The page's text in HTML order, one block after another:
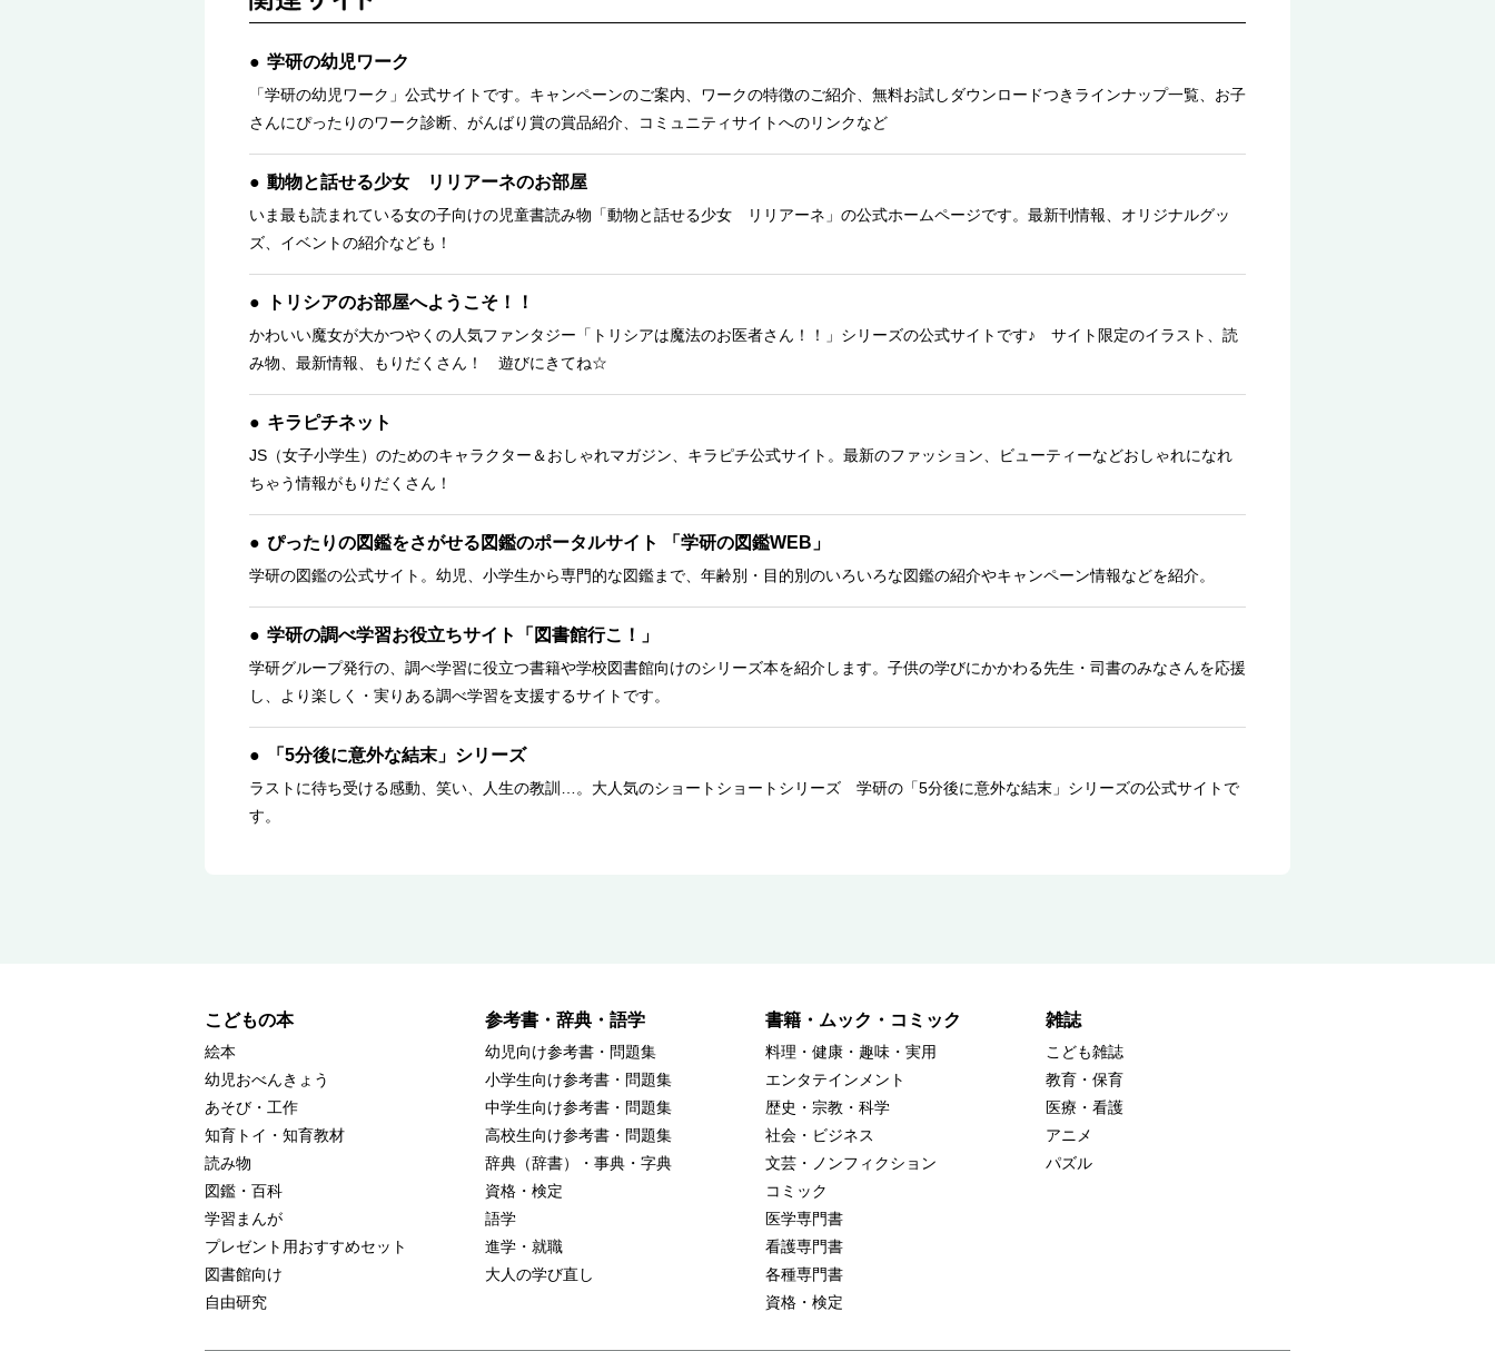
学研の幼児ワーク
「学研の幼児ワーク」公式サイトです。キャンペーンのご案内、ワークの特徴のご紹介、無料お試しダウンロードつきラインナップ一覧、お子
さんにぴったりのワーク診断、がんばり賞の賞品紹介、コミュニティサイトへのリンクなど
動物と話せる少女 リリアーネのお部屋
いま最も読まれている女の子向けの児童書読み物「動物と話せる少女 リリアーネ」の公式ホームページです。最新刊情報、オリジナルグッ
ズ、イベントの紹介なども！
トリシアのお部屋へようこそ！！
かわいい魔女が大かつやくの人気ファンタジー「トリシアは魔法のお医者さん！！」シリーズの公式サイトです♪ サイト限定のイラスト、読
み物、最新情報、もりだくさん！ 遊びにきてね☆
キラピチネット
JS（女子小学生）のためのキャラクター＆おしゃれマガジン、キラピチ公式サイト。最新のファッション、ビューティーなどおしゃれになれ
ちゃう情報がもりだくさん！
ぴったりの図鑑をさがせる図鑑のポータルサイト 「学研の図鑑WEB」
学研の図鑑の公式サイト。幼児、小学生から専門的な図鑑まで、年齢別・目的別のいろいろな図鑑の紹介やキャンペーン情報などを紹介。
学研の調べ学習お役立ちサイト「図書館行こ！」
学研グループ発行の、調べ学習に役立つ書籍や学校図書館向けのシリーズ本を紹介します。子供の学びにかかわる先生・司書のみなさんを応援
し、より楽しく・実りある調べ学習を支援するサイトです。
「5分後に意外な結末」シリーズ
ラストに待ち受ける感動、笑い、人生の教訓…。大人気のショートショートシリーズ 学研の「5分後に意外な結末」シリーズの公式サイトで
す。
こどもの本
絵本
幼児おべんきょう
あそび・工作
知育トイ・知育教材
読み物
図鑑・百科
学習まんが
プレゼント用おすすめセット
図書館向け
自由研究
参考書・辞典・語学
幼児向け参考書・問題集
小学生向け参考書・問題集
中学生向け参考書・問題集
高校生向け参考書・問題集
辞典（辞書）・事典・字典
資格・検定
語学
進学・就職
大人の学び直し
書籍・ムック・コミック
料理・健康・趣味・実用
エンタテインメント
歴史・宗教・科学
社会・ビジネス
文芸・ノンフィクション
コミック
医学専門書
看護専門書
各種専門書
資格・検定
雑誌
こども雑誌
教育・保育
医療・看護
アニメ
パズル